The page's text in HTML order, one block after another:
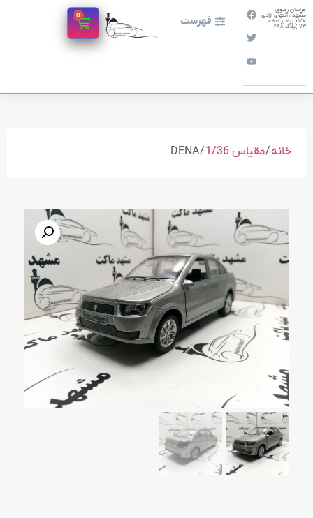
خراسان رضوی
مشهد ، انتهای آزادی
127 ( پیامبر اعظم
73 )پلاک 288
فهرست 0
خانه/مقیاس 1/36 / DENA